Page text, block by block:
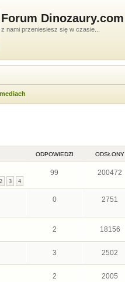
Forum Dinozaury.com
z nami przeniesiesz się w czasie...
ODPOWIEDZI ODSŁONY
2 3 4
99 200472
0 2751
2 18156
3 2502
2 2005